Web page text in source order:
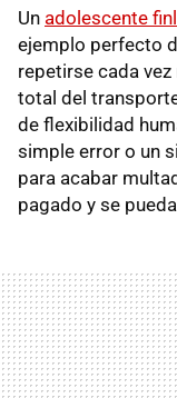
Un adolescente
ejemplo perfecto
repetirse cada
total del
de flexibilidad
simple error o un
para acabar
pagado y se